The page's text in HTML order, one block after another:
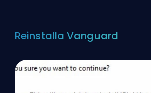
Reinstalla Vanguard